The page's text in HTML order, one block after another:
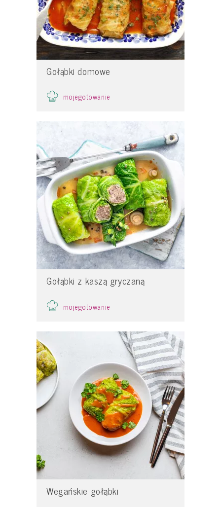
Gołąbki domowe
mojegotowanie
Gołąbki z kaszą gryczaną
mojegotowanie
Wegańskie gołąbki